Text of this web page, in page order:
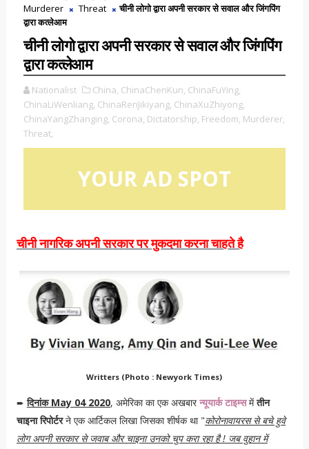
Murderer
Threat
चीनी लोगो द्वारा अपनी सरकार से सवाल और जिंगपिंग
द्वारा कत्लेआम
चीनी लोगो द्वारा अपनी सरकार से सवाल और जिंगपिंग
द्वारा कत्लेआम
Nationalist China, ChinaChenKun, ChinaFuYing,
ChinaLiWenliang, ChinaRenJikiyang, ChinaXuZhiyong,
ChinaYangZhanging, Corona, Dictatorship, Freedom, Murderer,
Threat,
YOUR AD SPOT
चीनी नागरिक अपनी सरकार पर मुकदमा करना चाहते है
Writters (Photo : Newyork Times)
➨ दिनांक May 04 2020, अमेरिका का एक अखबारन्यूयार्क टाइम्समेंतीन
चाइना रिपोर्टरने एक आर्टिकल लिखा जिसका शीर्षक था "कोरोनावायरस से बचे हुवे
लोग अपनी सरकार से जवाब और चाइना उनको चुप करा रहा है ! जब वुहान में